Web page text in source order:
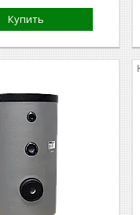
Купить